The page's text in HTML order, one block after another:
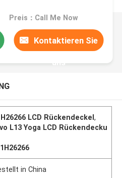
Preis：Call Me Now
Kontaktieren Sie
uns
LCD Rückendeckel,
L13 Yoga LCD Rückendecku
in China